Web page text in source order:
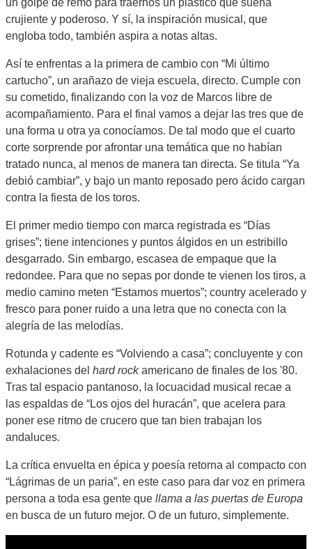
crujiente y poderoso. Y sí, la inspiración musical, que
engloba todo, también aspira a notas altas.
Así te enfrentas a la primera de cambio con “Mi último
cartucho”, un arañazo de vieja escuela, directo. Cumple con
su cometido, finalizando con la voz de Marcos libre de
acompañamiento. Para el final vamos a dejar las tres que de
una forma u otra ya conocíamos. De tal modo que el cuarto
corte sorprende por afrontar una temática que no habían
tratado nunca, al menos de manera tan directa. Se titula “Ya
debió cambiar”, y bajo un manto reposado pero ácido cargan
contra la fiesta de los toros.
El primer medio tiempo con marca registrada es “Días
grises”; tiene intenciones y puntos álgidos en un estribillo
desgarrado. Sin embargo, escasea de empaque que la
redondee. Para que no sepas por donde te vienen los tiros, a
medio camino meten “Estamos muertos”; country acelerado y
fresco para poner ruido a una letra que no conecta con la
alegría de las melodías.
Rotunda y cadente es “Volviendo a casa”; concluyente y con
exhalaciones del hard rockamericano de finales de los '80.
Tras tal espacio pantanoso, la locuacidad musical recae a
las espaldas de “Los ojos del huracán”, que acelera para
poner ese ritmo de crucero que tan bien trabajan los
andaluces.
La crítica envuelta en épica y poesía retorna al compacto con
“Lágrimas de un paria”, en este caso para dar voz en primera
persona a toda esa gente que llama a las puertas de Europa
en busca de un futuro mejor. O de un futuro, simplemente.